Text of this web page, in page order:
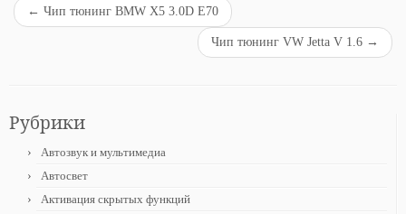
← Чип тюнинг BMW X5 3.0D E70
Чип тюнинг VW Jetta V 1.6 →
Рубрики
Автозвук и мультимедиа
Автосвет
Активация скрытых функций